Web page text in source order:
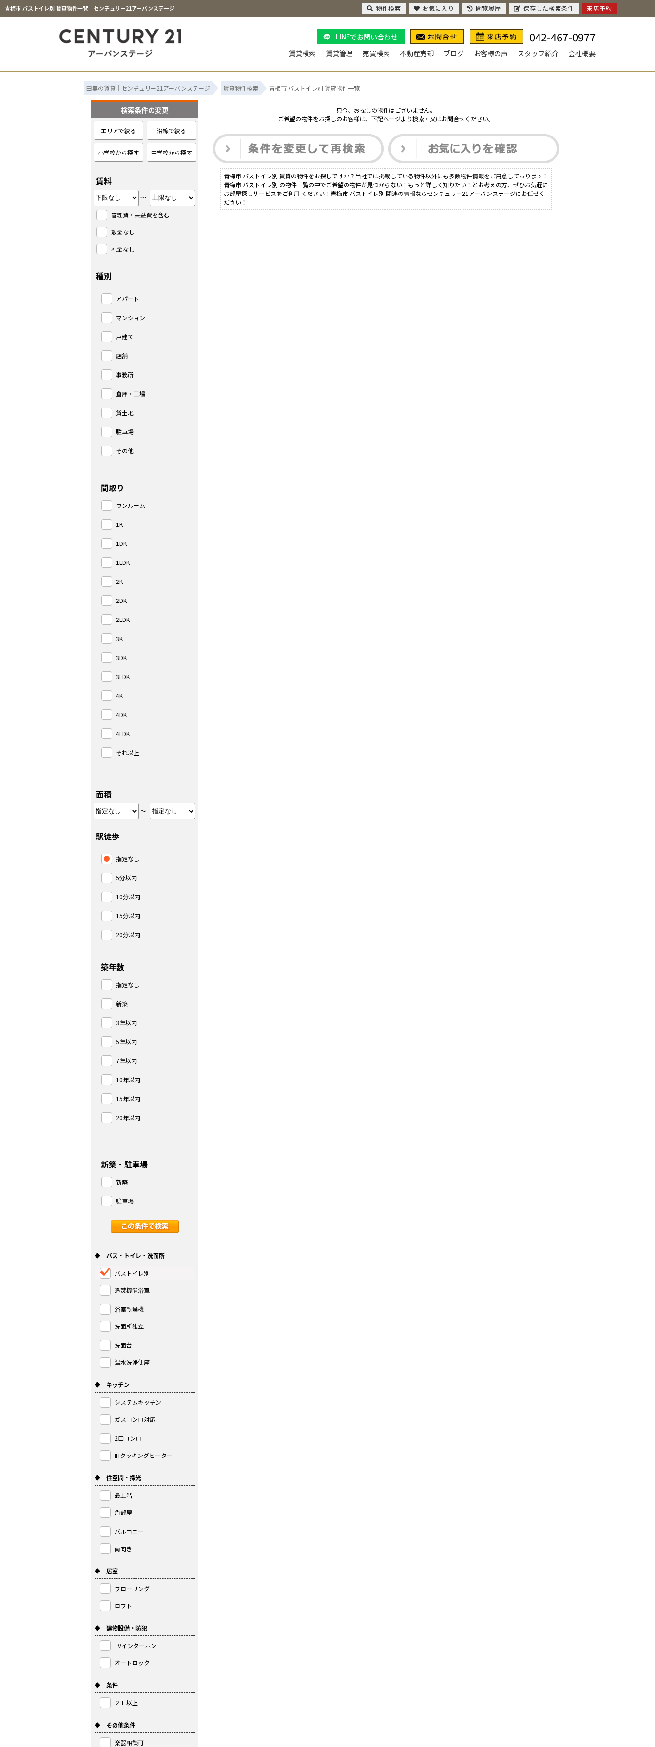
青梅市 バストイレ別 賃貸物件一覧｜センチュリー21アーバンステージ
LINEでお問い合わせ 042-467-0977
賃貸検索 賃貸管理 売買検索 不動産売却 ブログ お客様の声 スタッフ紹介 会社概要
田無の賃貸｜センチュリー21アーバンステージ 賃貸物件検索 青梅市 バストイレ別 賃貸物件一覧
只今、お探しの物件はございません。
ご希望の物件をお探しのお客様は、下記ページより検索・又はお問合せください。
青梅市 バストイレ別 賃貸の物件をお探しですか？当社では掲載している物件以外にも多数物件情報をご用意しております！
青梅市 バストイレ別 の物件一覧の中でご希望の物件が見つからない！もっと詳しく知りたい！とお考えの方、ぜひお気軽に
お部屋探しサービスをご利用 ください！青梅市 バストイレ別 関連の情報ならセンチュリー21アーバンステージにお任せく
ださい！
検索条件の変更
エリアで絞る 沿線で絞る
小学校から探す 中学校から探す
賃料
～
管理費・共益費を含む
敷金なし
礼金なし
種別
アパート
マンション
戸建て
店舗
事務所
倉庫・工場
貸土地
駐車場
その他
間取り
ワンルーム
1K
1DK
1LDK
2K
2DK
2LDK
3K
3DK
3LDK
4K
4DK
4LDK
それ以上
面積
～
駅徒歩
指定なし
5分以内
10分以内
15分以内
20分以内
築年数
指定なし
新築
3年以内
5年以内
7年以内
10年以内
15年以内
20年以内
新築・駐車場
新築
駐車場
◆ バス・トイレ・洗面所
バストイレ別
追焚機能浴室
浴室乾燥機
洗面所独立
洗面台
温水洗浄便座
◆ キッチン
システムキッチン
ガスコンロ対応
2口コンロ
IHクッキングヒーター
◆ 住空間・採光
最上階
角部屋
バルコニー
南向き
◆ 居室
フローリング
ロフト
◆ 建物設備・防犯
TVインターホン
オートロック
◆ 条件
２Ｆ以上
◆ その他条件
楽器相談可
物件検索 お気に入り 閲覧履歴 保存した検索条件 来店予約